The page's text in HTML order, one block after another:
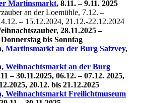
Martinsmarkt, 8.11. – 9.11. 2025
an der Loemühle, 7.12. –
– 15.12.2024, 21.12.-22.12.2024
28.11.2025 –
Donnerstag bis Sonntag
Martinsmarkt an der Burg Satzvey,
Weihnachtsmarkt an der Burg
– 30.11.2025, 06.12. – 07.12. 2025,
20.12. bis 21.12.2025
Weihnachtsmarkt Freilichtmuseum